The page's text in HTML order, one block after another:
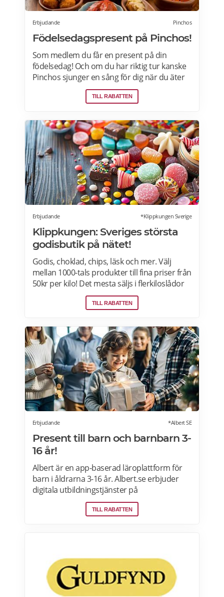
Erbjudande Pinchos
Födelsedagspresent på Pinchos!
Som medlem du får en present på din
födelsedag! Och om du har riktig tur kanske
Pinchos sjunger en sång för dig när du äter
middag hos Pinchos. Din present finns
tillgänglig i appen två veckor före din
pensionärsrabatter och erbjudanden här.
TILL RABATTEN
Erbjudande *Klippkungen Sverige
Klippkungen: Sveriges största
godisbutik på nätet!
Godis, choklad, chips, läsk och mer. Välj
mellan 1000-tals produkter till fina priser från
50kr per kilo! Det mesta säljs i flerkiloslådor
men det finns även förpackningar som
lämpar sig bra som presenter.
TILL RABATTEN
Erbjudande *Albert SE
Present till barn och barnbarn 3-
16 år!
Albert är en app-baserad läroplattform för
barn i åldrarna 3-16 år. Albert.se erbjuder
digitala utbildningstjänster på
prenumerationsbasis i matematik, svenska,
engelska, programmering och geografi.
TILL RABATTEN